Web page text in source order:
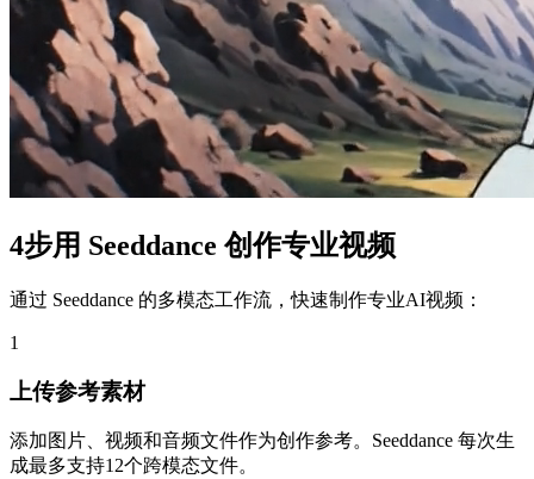
4步用 Seeddance 创作专业视频
通过 Seeddance 的多模态工作流，快速制作专业AI视频：
1
上传参考素材
添加图片、视频和音频文件作为创作参考。Seeddance 每次生
成最多支持12个跨模态文件。